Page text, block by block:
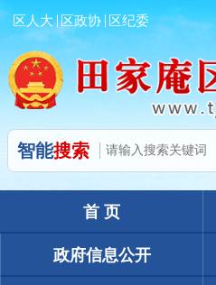
区人大 区政协 区纪委
智能搜索
首 页
政府信息公开